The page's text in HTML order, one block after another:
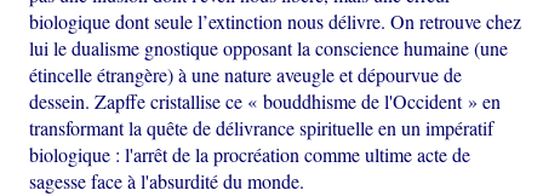
biologique dont seule l’extinction nous délivre. On retrouve chez
lui le dualisme gnostique opposant la conscience humaine (une
étincelle étrangère) à une nature aveugle et dépourvue de
dessein. Zapffe cristallise ce « bouddhisme de l'Occident » en
transformant la quête de délivrance spirituelle en un impératif
biologique : l'arrêt de la procréation comme ultime acte de
sagesse face à l'absurdité du monde.